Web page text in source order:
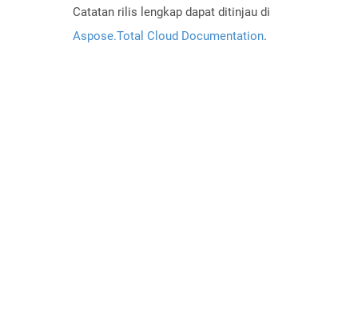
Catatan rilis lengkap dapat ditinjau di
Aspose.Total Cloud Documentation.